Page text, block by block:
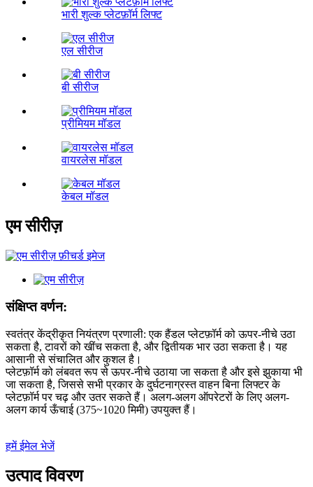
भारी शुल्क प्लेटफ़ॉर्म लिफ्ट
एल सीरीज
बी सीरीज
प्रीमियम मॉडल
वायरलेस मॉडल
केबल मॉडल
एम सीरीज़
संक्षिप्त वर्णन:
स्वतंत्र केंद्रीकृत नियंत्रण प्रणाली: एक हैंडल प्लेटफ़ॉर्म को ऊपर-नीचे उठा
सकता है, टावरों को खींच सकता है, और द्वितीयक भार उठा सकता है। यह
आसानी से संचालित और कुशल है।
प्लेटफ़ॉर्म को लंबवत रूप से ऊपर-नीचे उठाया जा सकता है और इसे झुकाया भी
जा सकता है, जिससे सभी प्रकार के दुर्घटनाग्रस्त वाहन बिना लिफ्टर के
प्लेटफ़ॉर्म पर चढ़ और उतर सकते हैं। अलग-अलग ऑपरेटरों के लिए अलग-
अलग कार्य ऊँचाई (375~1020 मिमी) उपयुक्त हैं।
हमें ईमेल भेजें
उत्पाद विवरण